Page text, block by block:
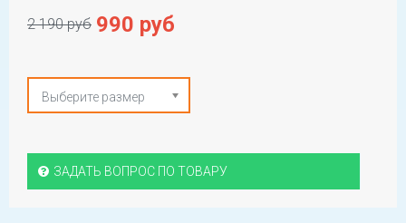
2 190 руб 990 руб
Выберите размер
ЗАДАТЬ ВОПРОС ПО ТОВАРУ